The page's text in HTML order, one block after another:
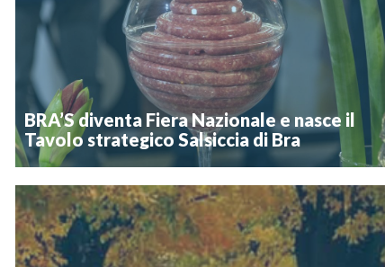
mondo del formaggio, capace di portare a Bra centinaia di
migliaia di visitatori provenienti da tutto il mondo. Durante la
quindicesima edizione della rassegna, organizzata da Comune di
Bra e SlowFood e in programma dal […]
Cheese 2025
BRA’S diventa Fiera Nazionale e nasce il
Tavolo strategico Salsiccia di Bra
Postato il 26 marzo 2025
Ancora non si è esaurita la eco del successo della quarta